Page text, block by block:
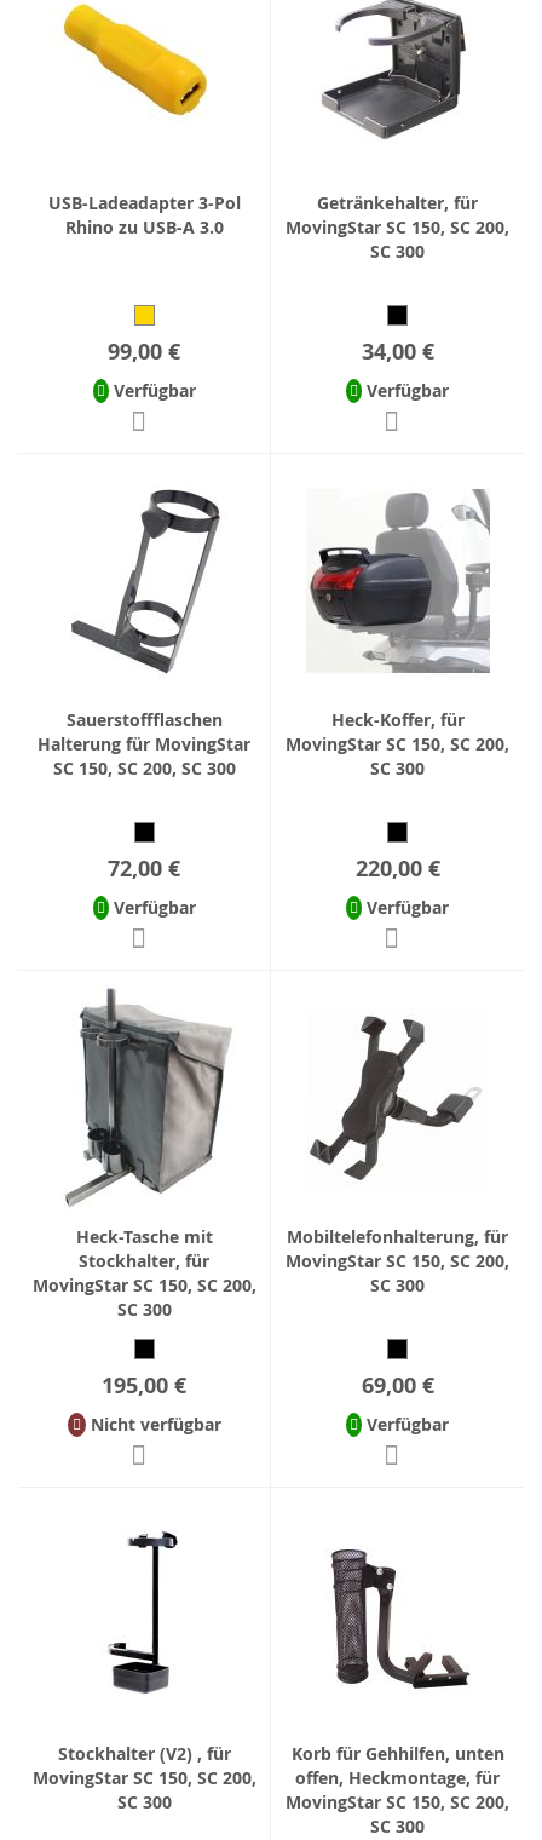
USB-Ladeadapter 3-Pol
Rhino zu USB-A 3.0
99,00 €
Verfügbar
Getränkehalter, für
MovingStar SC 150, SC 200,
SC 300
34,00 €
Verfügbar
Sauerstoffflaschen
Halterung für MovingStar
SC 150, SC 200, SC 300
72,00 €
Verfügbar
Heck-Koffer, für
MovingStar SC 150, SC 200,
SC 300
220,00 €
Verfügbar
Heck-Tasche mit
Stockhalter, für
MovingStar SC 150, SC 200,
SC 300
195,00 €
Nicht verfügbar
Mobiltelefonhalterung, für
MovingStar SC 150, SC 200,
SC 300
69,00 €
Verfügbar
Stockhalter (V2) , für
MovingStar SC 150, SC 200,
SC 300
Korb für Gehhilfen, unten
offen, Heckmontage, für
MovingStar SC 150, SC 200,
SC 300